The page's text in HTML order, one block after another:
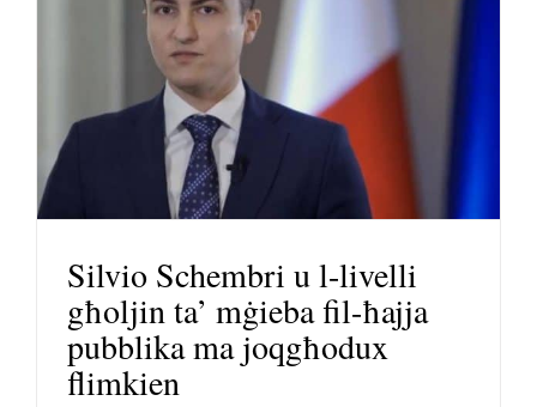
Silvio Schembri u l-livelli
għoljin ta’ mġieba fil-ħajja
pubblika ma joqgħodux
flimkien